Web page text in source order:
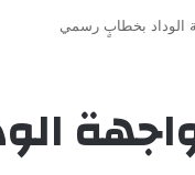
الوداد بخطابٍ رسمي